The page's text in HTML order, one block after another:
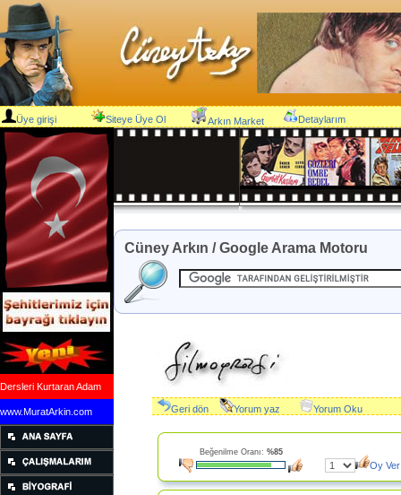
Üye girişi Siteye Üye Ol Arkın Market Detaylarım
Dersleri Kurtaran Adam
www.MuratArkin.com
Cüney Arkın / Google Arama Motoru
Geri dön Yorum yaz Yorum Oku
Beğenilme Oranı: %85
Oy Ver